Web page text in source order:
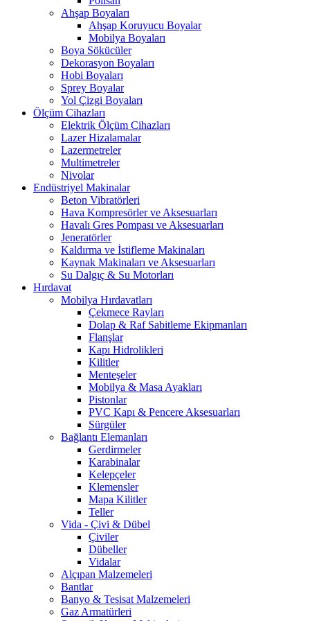
Ahşap Boyaları
Ahşap Koruyucu Boyalar
Mobilya Boyaları
Boya Sökücüler
Dekorasyon Boyaları
Hobi Boyaları
Sprey Boyalar
Yol Çizgi Boyaları
Ölçüm Cihazları
Elektrik Ölçüm Cihazları
Lazer Hizalamalar
Lazermetreler
Multimetreler
Nivolar
Endüstriyel Makinalar
Beton Vibratörleri
Hava Kompresörler ve Aksesuarları
Havalı Gres Pompası ve Aksesuarları
Jeneratörler
Kaldırma ve İstifleme Makinaları
Kaynak Makinaları ve Aksesuarları
Su Dalgıç & Su Motorları
Hırdavat
Mobilya Hırdavatları
Çekmece Rayları
Dolap & Raf Sabitleme Ekipmanları
Flanşlar
Kapı Hidrolikleri
Kilitler
Menteşeler
Mobilya & Masa Ayakları
Pistonlar
PVC Kapı & Pencere Aksesuarları
Sürgüler
Bağlantı Elemanları
Gerdirmeler
Karabinalar
Kelepçeler
Klemensler
Mapa Kilitler
Teller
Vida - Çivi & Dübel
Çiviler
Dübeller
Vidalar
Alçıpan Malzemeleri
Bantlar
Banyo & Tesisat Malzemeleri
Gaz Armatürleri